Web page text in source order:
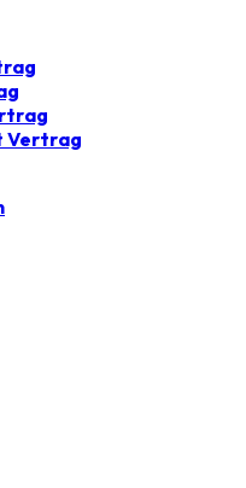
Vertrag